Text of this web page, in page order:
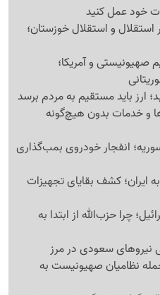
خود عمل کنید
و استقلال خوزستان؛
صهیونیستی و آمریکا؛
ارز باید مستقیم به مردم برسد
و خدمات بدون هیچ‌گونه
انفجار خودروی بمب‌گذاری
ایران؛ کشف بقایای تجهیزات
چرا حزب‌الله از ابتدا به
نیروهای سعودی در مرز
نظامیان صهیونیست به